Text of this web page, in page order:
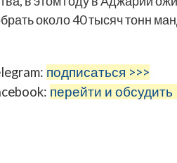
около 40 тысяч тонн
подписаться >>>
перейти и обсудить